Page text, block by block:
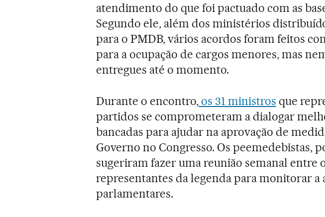
atendimento do que foi pactuado com as
Segundo ele, além dos ministérios
para o PMDB, vários acordos foram feitos
para a ocupação de cargos menores, mas
entregues até o momento.
Durante o encontro,os 31 ministros que
partidos se comprometeram a dialogar
bancadas para ajudar na aprovação de
Governo no Congresso. Os peemedebistas,
sugeriram fazer uma reunião semanal entre
representantes da legenda para monitorar a
parlamentares.